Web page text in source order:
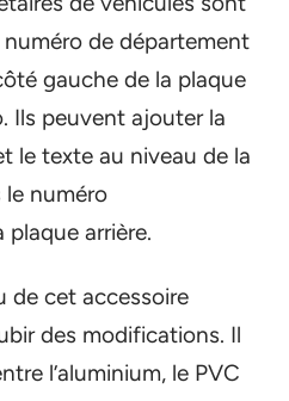
de département
gauche de la plaque
Ils peuvent ajouter la
le texte au niveau de la
le numéro
plaque arrière.
de cet accessoire
des modifications. Il
l’aluminium, le PVC